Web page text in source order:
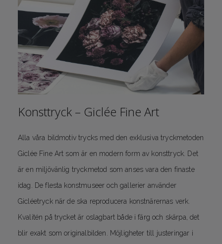
Konsttryck – Giclée Fine Art
Alla våra bildmotiv trycks med den exklusiva tryckmetoden
Giclée Fine Art som är en modern form av konsttryck. Det
är en miljövänlig tryckmetod som anses vara den finaste
idag. De flesta konstmuseer och gallerier använder
Gicléetryck när de ska reproducera konstnärernas verk.
Kvalitén på trycket är oslagbart både i färg och skärpa, det
blir exakt som originalbilden. Möjligheter till justeringar i